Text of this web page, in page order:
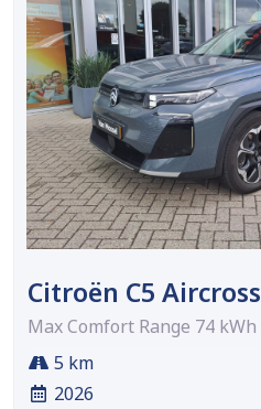
Citroën C5 Aircross
Max Comfort Range 74 kWh
5 km
2026